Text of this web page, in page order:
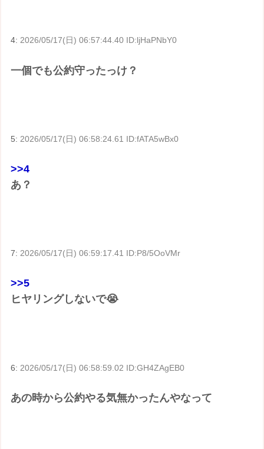
4:2026/05/17(日) 06:57:44.40 ID:ljHaPNbY0
一個でも公約守ったっけ？
5: 2026/05/17(日) 06:58:24.61 ID:fATA5wBx0
>>4
あ？
7:2026/05/17(日) 06:59:17.41 ID:P8/5OoVMr
>>5
ヒヤリングしないで😭
6: 2026/05/17(日) 06:58:59.02 ID:GH4ZAgEB0
あの時から公約やる気無かったんやなって